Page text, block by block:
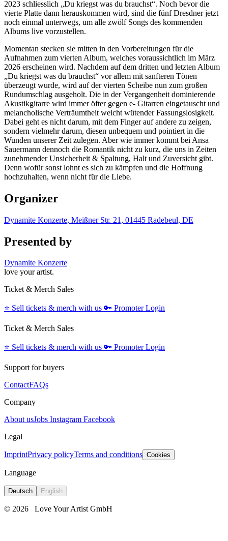
2023 schliesslich „Du kriegst was du brauchst“. Noch bevor die
vierte Platte dann herauskommen wird, sind die fünf Dresdner jetzt
noch einmal unterwegs, um alle zwölf Songs des kommenden
Albums live vorzustellen.
Momentan stecken sie mitten in den Vorbereitungen für die
Aufnahmen zum vierten Album, welches voraussichtlich im März
2026 erscheinen wird. Nachdem auf dem dritten und letzten Album
„Du kriegst was du brauchst“ vor allem mit sanfteren Tönen
überzeugt wurde, wird auf der vierten Scheibe nun zum großen
Rundumschlag ausgeholt. Die in der Vergangenheit dominierende
Akustikgitarre wird immer öfter gegen e- Gitarren eingetauscht und
melancholische Verträumtheit weicht wütender Fassungslosigkeit.
Dabei geht es nicht darum, mit dem Finger auf andere zu zeigen,
sondern vielmehr darum, diesen unbequem und pointiert in die
Wunden unserer Zeit zulegen. Aber wie immer kommt bei Ansa
Sauermann dennoch die Romantik nicht zu kurz, die uns in Zeiten
zunehmender Unsicherheit & Spaltung, Halt und Zuversicht gibt.
Denn wofür sonst lohnt es sich zu kämpfen und die Hoffnung
hochzuhalten, wenn nicht für die Liebe.
Organizer
Dynamite Konzerte, Meißner Str. 21, 01445 Radebeul, DE
Presented by
Dynamite Konzerte
love your artist.
Ticket & Merch Sales
⭐️ Sell tickets & merch with us 🔑 Promoter Login
Ticket & Merch Sales
⭐️ Sell tickets & merch with us 🔑 Promoter Login
Support for buyers
ContactFAQs
Company
About usJobs Instagram Facebook
Legal
ImprintPrivacy policyTerms and conditions Cookies
Language
Deutsch English
© 2026 Love Your Artist GmbH